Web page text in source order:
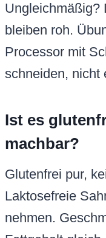
Ungleichmäßig?
bleiben roh.
Processor mit
schneiden, nicht
Ist es
machbar?
Glutenfrei pur,
Laktosefreie
nehmen.